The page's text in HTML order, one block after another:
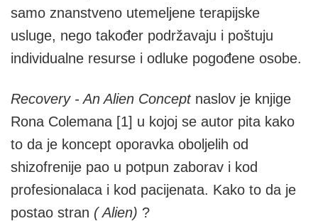
samo znanstveno utemeljene terapijske
usluge, nego također podržavaju i poštuju
individualne resurse i odluke pogođene osobe.
Recovery - An Alien Concept naslov je knjige
Rona Colemana [1] u kojoj se autor pita kako
to da je koncept oporavka oboljelih od
shizofrenije pao u potpun zaborav i kod
profesionalaca i kod pacijenata. Kako to da je
postao stran ( Alien) ?